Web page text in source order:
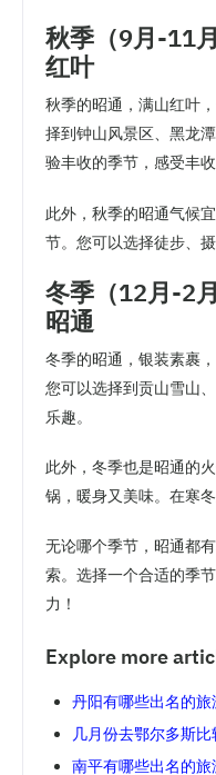
秋季（9月-11
红叶
秋季的昭通，满山红叶
择到钟山风景区、黑龙
验丰收的季节，感受丰收
此外，秋季的昭通气候
节。您可以选择徒步、
冬季（12月-2
昭通
冬季的昭通，银装素裹
您可以选择到贡山雪山
乐趣。
此外，冬季也是昭通的
锅，暖身又美味。在寒
无论哪个季节，昭通都
索。选择一个合适的季
力！
Explore more
丹阳有哪些出名的旅
几月份去鄂尔多斯
南平有哪些出名的旅